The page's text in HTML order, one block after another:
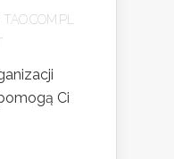
TAO.COM.PL
Ci